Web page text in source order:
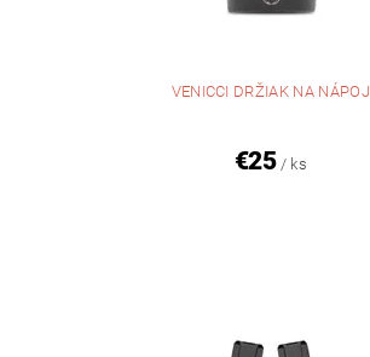
VENICCI DRŽIAK NA NÁPOJ
€25 / ks